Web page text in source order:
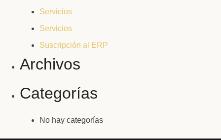
Servicios
Servicios
Suscripción al ERP
Archivos
Categorías
No hay categorías